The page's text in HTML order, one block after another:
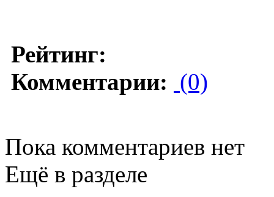
Рейтинг:
Комментарии: (0)
Пока комментариев нет
Ещё в разделе